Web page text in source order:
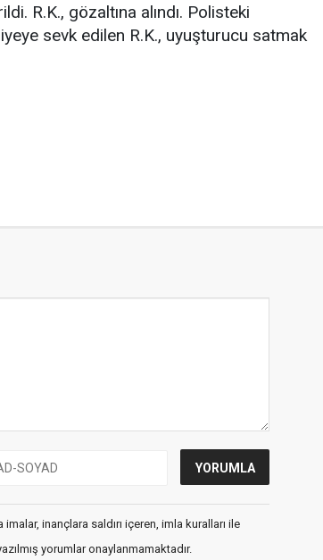
R.K., gözaltına alındı. Polisteki
sevk edilen R.K., uyuşturucu satmak
inançlara saldırı içeren, imla kuralları ile
yorumlar onaylanmamaktadır.